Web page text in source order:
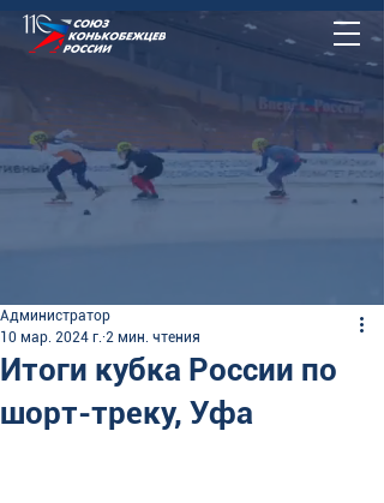
Итоги кубка России по
шорт-треку, Уфа
Администратор
10 мар. 2024 г. 2 мин. чтения